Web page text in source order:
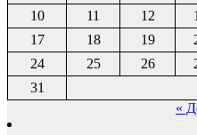
10
11 12
17
18 19
24
25 26
31
«